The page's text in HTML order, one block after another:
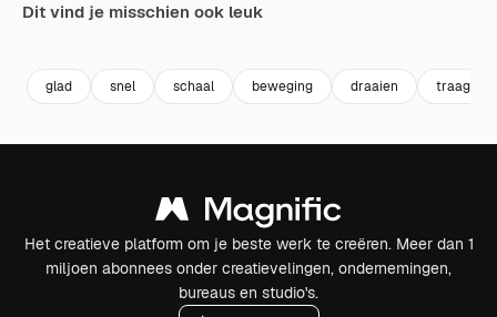
Dit vind je misschien ook leuk
glad snel schaal beweging draaien traag
Het creatieve platform om je beste werk te creëren. Meer dan 1
miljoen abonnees onder creatievelingen, ondernemingen,
bureaus en studio's.